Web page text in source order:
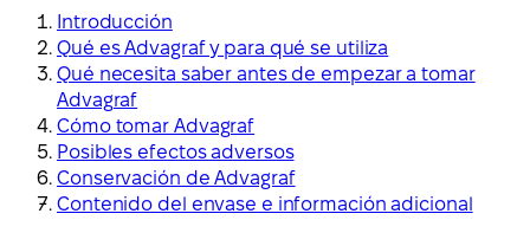
Introducción
Qué es Advagraf y para qué se utiliza
Qué necesita saber antes de empezar a tomar
Advagraf
Cómo tomar Advagraf
Posibles efectos adversos
Conservación de Advagraf
Contenido del envase e información adicional